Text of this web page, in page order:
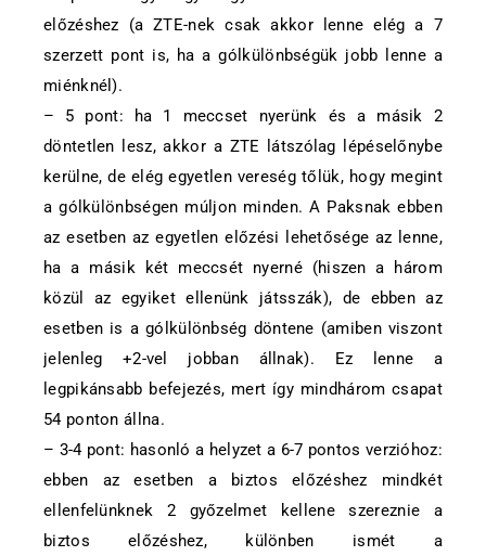
előzéshez (a ZTE-nek csak akkor lenne elég a 7
szerzett pont is, ha a gólkülönbségük jobb lenne a
miénknél).
– 5 pont: ha 1 meccset nyerünk és a másik 2
döntetlen lesz, akkor a ZTE látszólag lépéselőnybe
kerülne, de elég egyetlen vereség tőlük, hogy megint
a gólkülönbségen múljon minden. A Paksnak ebben
az esetben az egyetlen előzési lehetősége az lenne,
ha a másik két meccsét nyerné (hiszen a három
közül az egyiket ellenünk játsszák), de ebben az
esetben is a gólkülönbség döntene (amiben viszont
jelenleg +2-vel jobban állnak). Ez lenne a
legpikánsabb befejezés, mert így mindhárom csapat
54 ponton állna.
– 3-4 pont: hasonló a helyzet a 6-7 pontos verzióhoz:
ebben az esetben a biztos előzéshez mindkét
ellenfelünknek 2 győzelmet kellene szereznie a
biztos előzéshez, különben ismét a